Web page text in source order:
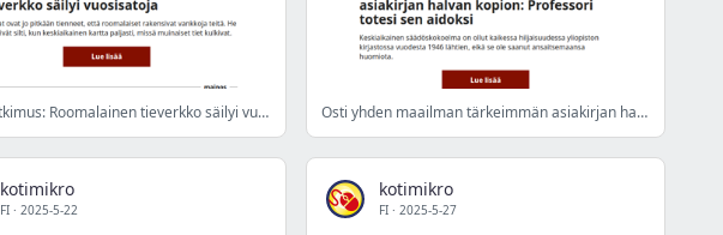
Tuore tutkimus: Roomalainen tieverkko säilyi vuosisatoja Osti yhden maailman tärkeimmän asiakirjan halvan kopion: Professori totesi sen aidoksi
kotimikro
FI · 2025-5-22
kotimikro
FI · 2025-5-27